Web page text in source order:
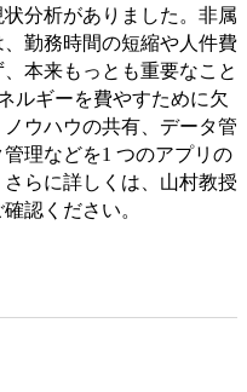
分析がありました。非属
勤務時間の短縮や人件費
本来もっとも重要なこと
ルギーを費やすために欠
ウハウの共有、データ管
理などを1 つのアプリの
らに詳しくは、山村教授
認ください。